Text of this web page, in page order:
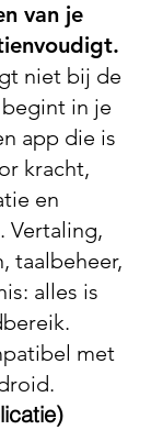
van je
niet bij de
in je
app die is
kracht,
en
Vertaling,
taalbeheer,
alles is
met